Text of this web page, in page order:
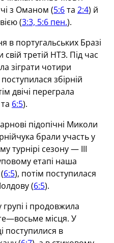
з Оманом (5:6та 2:4) й
(3:3, 5:6 пен.).
в португальських Бразі
третій НТЗ. Під час
зіграти чотири
збірній
двічі переграла
та 6:5).
підопічні Миколи
брали участь у
турнірі сезону — III
етапі наша
6:5), потім поступилася
(6:5).
групі і продовжила
місця. У
поступилися в